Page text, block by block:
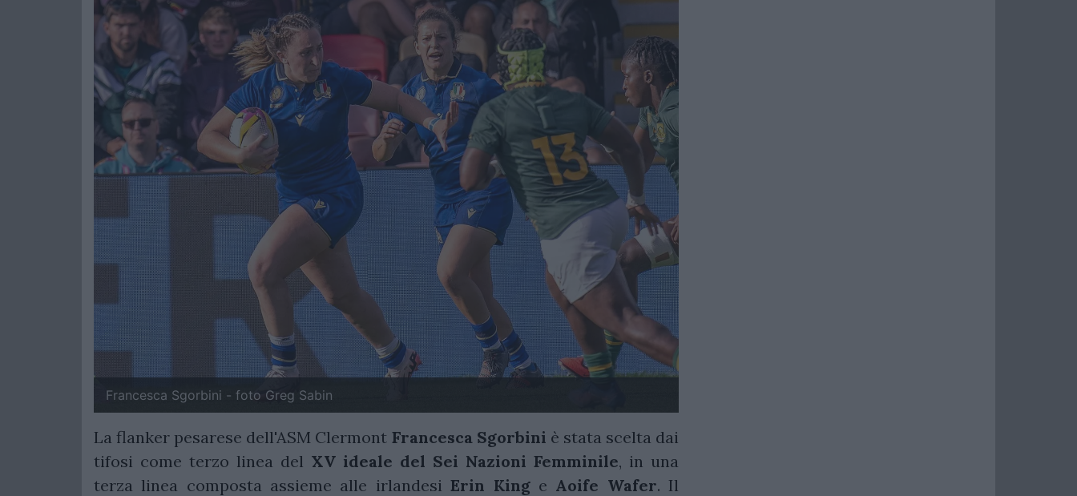
Francesca Sgorbini - foto Greg Sabin
La flanker pesarese dell'ASM Clermont Francesca Sgorbini è stata scelta dai
tifosi come terzo linea del XV ideale del Sei Nazioni Femminile, in una
terza linea composta assieme alle irlandesiErin Kinge Aoife Wafer. Il